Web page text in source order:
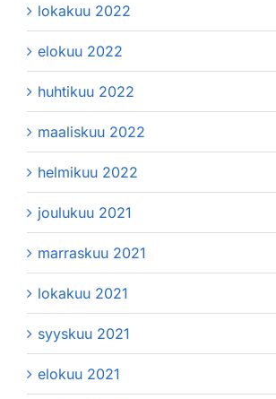
lokakuu 2022
elokuu 2022
huhtikuu 2022
maaliskuu 2022
helmikuu 2022
joulukuu 2021
marraskuu 2021
lokakuu 2021
syyskuu 2021
elokuu 2021